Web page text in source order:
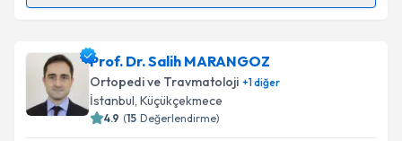
takvim hazırlandığında e-posta ile bilgilendireceğiz.
E-posta Adresiniz
Prof. Dr. Salih MARANGOZ
Ortopedi ve Travmatoloji +1diğer
İstanbul, Küçükçekmece
4.9 (15 Değerlendirme)